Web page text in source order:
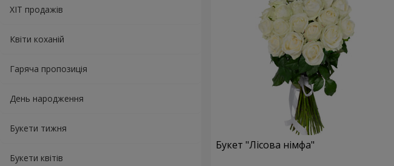
ХІТ продажів
Квіти коханій
Гаряча пропозиція
День народження
Букети тижня
Букети квітів
Букет "Лісова німфа"